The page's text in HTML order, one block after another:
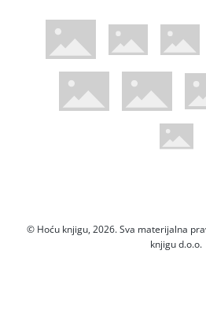
WsPay web stranicaMaestro web stranica
Diners web stranicaTrustwave
Verified
© Hoću knjigu, 2026. Sva materijalna
knjigu d.o.o.